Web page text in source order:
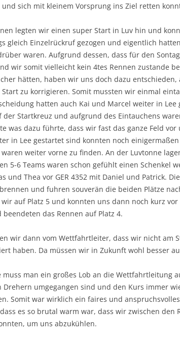
sich mit kleinem Vorsprung ins Ziel retten
legten wir einen super Start in Luv hin und
gleich Einzelrückruf gezogen und eigentlich
waren. Aufgrund dessen, dass für den
wir somit vielleicht kein 4tes Rennen zustande
hätten, haben wir uns doch dazu entschieden,
zu korrigieren. Somit mussten wir einmal
hatten auch Kai und Marcel weiter in
der Startkreuz und aufgrund des Eintauchens
was dazu führte, dass wir fast das ganze Feld
in Lee gestartet sind konnten noch
weiter vorne zu finden. An der Luvtonne
5-6 Teams waren schon gefühlt einen Schenkel
und Thea vor GER 4352 mit Daniel und Patrick.
und fuhren souverän die beiden Plätze
auf Platz 5 und konnten uns dann noch kurz
das Rennen auf Platz 4.
wir dann vom Wettfahrtleiter, dass wir nicht am
haben. Da müssen wir in Zukunft wohl besser
muss man ein großes Lob an die Wettfahrtleitung
Drehern umgegangen sind und den Kurs immer
Somit war wirklich ein faires und
es so brutal warm war, dass wir zwischen den
um uns abzukühlen.